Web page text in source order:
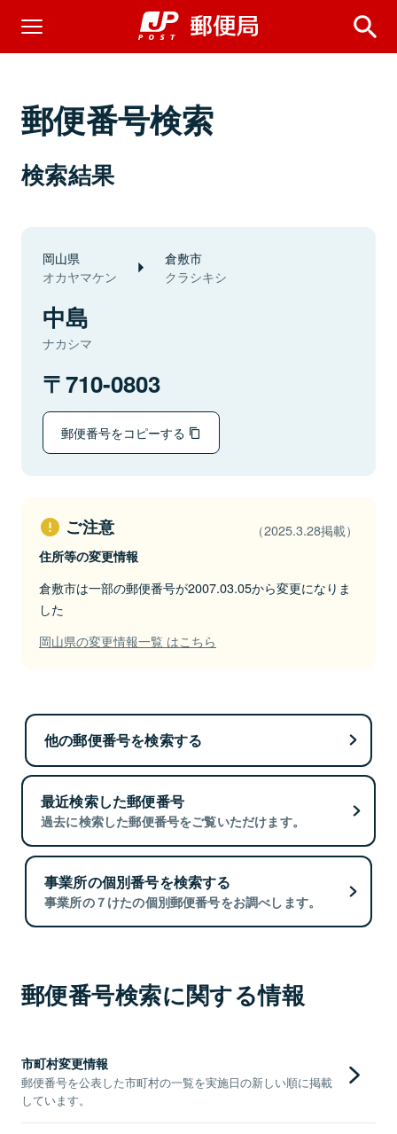
郵便番号検索
検索結果
岡山県
オカヤマケン
倉敷市
クラシキシ
中島
ナカシマ
710-0803
郵便番号をコピーする
ご注意 （2025.3.28掲載）
住所等の変更情報
倉敷市は一部の郵便番号が2007.03.05から変更になりま
した
岡山県の変更情報一覧 はこちら
他の郵便番号を検索する
最近検索した郵便番号
過去に検索した郵便番号をご覧いただけます。
事業所の個別番号を検索する
事業所の７けたの個別郵便番号をお調べします。
郵便番号検索に関する情報
市町村変更情報
郵便番号を公表した市町村の一覧を実施日の新しい順に掲載
しています。